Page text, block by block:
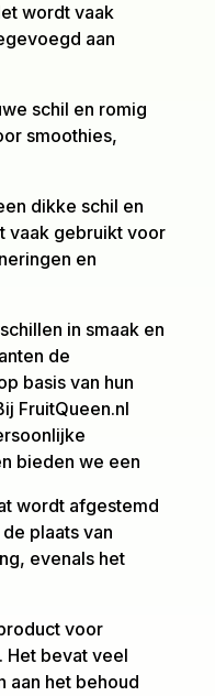
wordt vaak
aan
schil en romig
smoothies,
dikke schil en
vaak gebruikt voor
en
in smaak en
de
basis van hun
FruitQueen.nl
bieden we een
wordt afgestemd
plaats van
evenals het
voor
Het bevat veel
aan het behoud